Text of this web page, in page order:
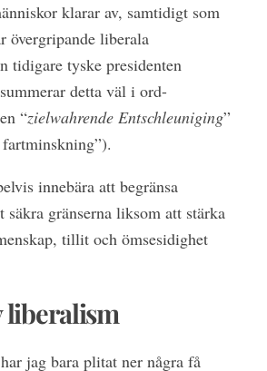
klarar av, samtidigt som
övergripande liberala
tidigare tyske presidenten
detta väl i ord-
“zielwahrende Entschleuniging”
innebära att begränsa
säkra gränserna liksom att stärka
tillit och ömsesidighet
liberalism
jag bara plitat ner några få